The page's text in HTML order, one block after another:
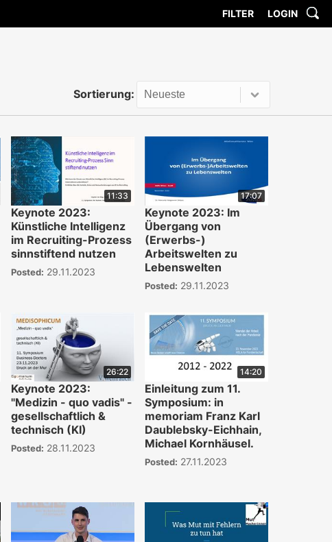
FILTER LOGIN
Sortierung:
11:33
Keynote 2023:
Künstliche Intelligenz
im Recruiting-Prozess
sinnstiftend nutzen
Posted: 29.11.2023
17:07
Keynote 2023: Im
Übergang von
(Erwerbs-)
Arbeitswelten zu
Lebenswelten
Posted: 29.11.2023
26:22
Keynote 2023:
"Medizin - quo vadis" -
gesellschaftlich &
technisch (KI)
Posted: 28.11.2023
14:20
Einleitung zum 11.
Symposium: in
memoriam Franz Karl
Daublebsky-Eichhain,
Michael Kornhäusel.
Posted: 27.11.2023